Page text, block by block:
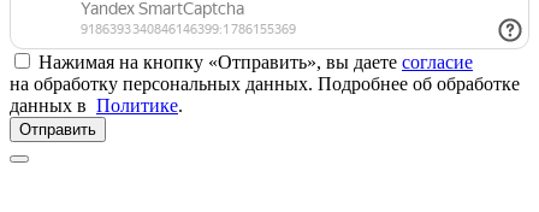
Нажимая на кнопку «Отправить», вы даете согласие
на обработку персональных данных. Подробнее об обработке
данных в Политике.
Отправить